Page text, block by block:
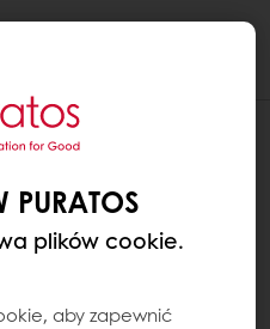
PURATOS
plików cookie.
aby zapewnić